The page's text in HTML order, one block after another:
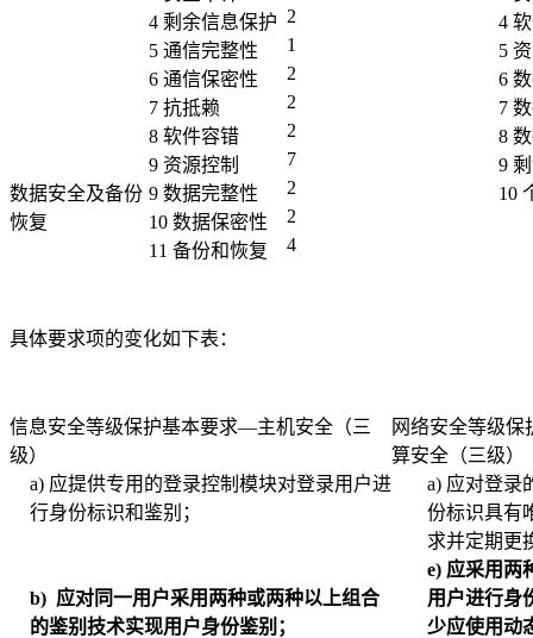
4 剩余信息保护 2
4
5 通信完整性
1
5
6 通信保密性
2
6
7 抗抵赖
2
7
8 软件容错
2
8
9 资源控制
7
9
数据安全及备份
恢复
9 数据完整性 2
10
10 数据保密性
2
11 备份和恢复
4
具体要求项的变化如下表：
信息安全等级保护基本要求—主机安全（三
级）
网络安全等级
算安全（三级）
a) 应提供专用的登录控制模块对登录用户进
行身份标识和鉴别；
a) 应对登录
份标识具有
求并定期更
b) 应对同一用户采用两种或两种以上组合
的鉴别技术实现用户身份鉴别；
e) 应采用两
用户进行身
少应使用动